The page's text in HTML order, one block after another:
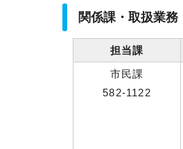
関係課・取扱業務
担当課
市民課
582-1122